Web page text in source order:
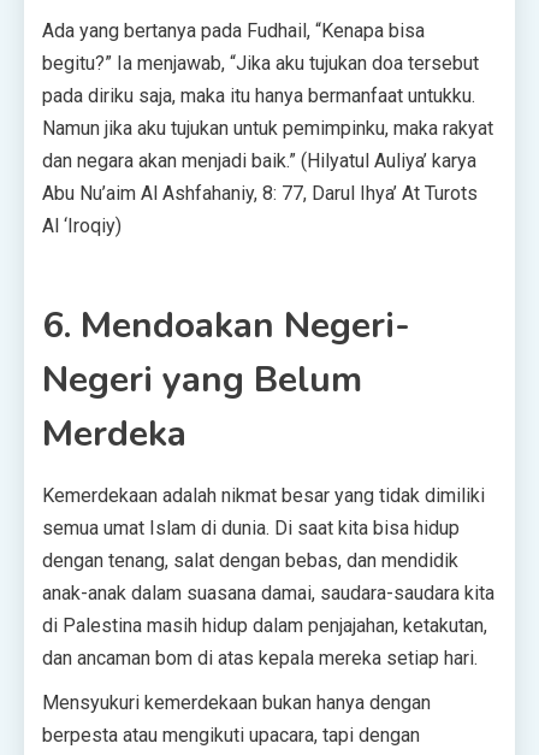
Ada yang bertanya pada Fudhail, “Kenapa bisa
begitu?” Ia menjawab, “Jika aku tujukan doa tersebut
pada diriku saja, maka itu hanya bermanfaat untukku.
Namun jika aku tujukan untuk pemimpinku, maka rakyat
dan negara akan menjadi baik.” (Hilyatul Auliya’ karya
Abu Nu’aim Al Ashfahaniy, 8: 77, Darul Ihya’ At Turots
Al ‘Iroqiy)
6. Mendoakan Negeri-
Negeri yang Belum
Merdeka
Kemerdekaan adalah nikmat besar yang tidak dimiliki
semua umat Islam di dunia. Di saat kita bisa hidup
dengan tenang, salat dengan bebas, dan mendidik
anak-anak dalam suasana damai, saudara-saudara kita
di Palestina masih hidup dalam penjajahan, ketakutan,
dan ancaman bom di atas kepala mereka setiap hari.
Mensyukuri kemerdekaan bukan hanya dengan
berpesta atau mengikuti upacara, tapi dengan